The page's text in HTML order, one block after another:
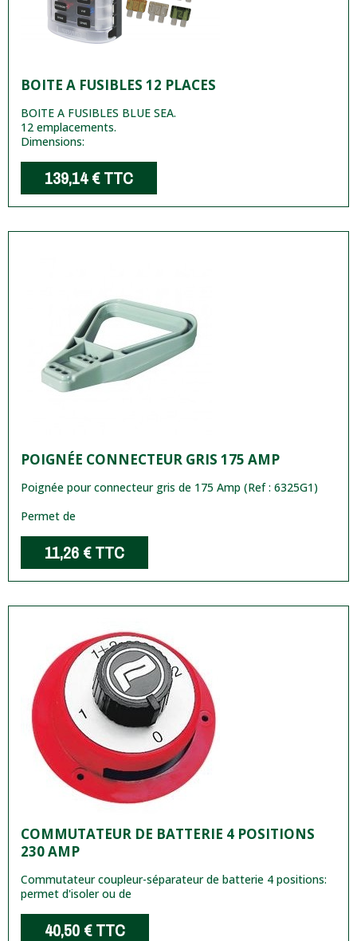
BOITE A FUSIBLES 12 PLACES
BOITE A FUSIBLES BLUE SEA.
12 emplacements.
Dimensions:
139,14 €TTC
POIGNÉE CONNECTEUR GRIS 175 AMP
Poignée pour connecteur gris de 175 Amp (Ref : 6325G1)
Permet de
11,26 €TTC
COMMUTATEUR DE BATTERIE 4 POSITIONS
230 AMP
Commutateur coupleur-séparateur de batterie 4 positions:
permet d'isoler ou de
40,50 €TTC